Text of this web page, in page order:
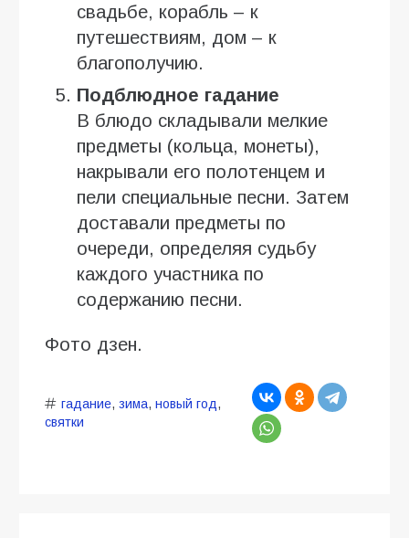
свадьбе, корабль – к
путешествиям, дом – к
благополучию.
Подблюдное гадание
В блюдо складывали мелкие
предметы (кольца, монеты),
накрывали его полотенцем и
пели специальные песни. Затем
доставали предметы по
очереди, определяя судьбу
каждого участника по
содержанию песни.
Фото дзен.
гадание, зима, новый год,
святки